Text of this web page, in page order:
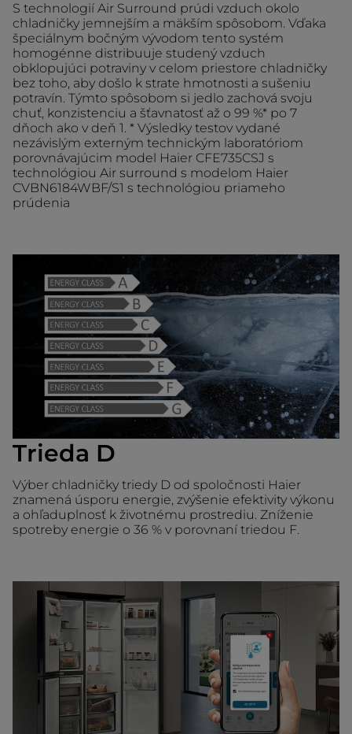
S technologií Air Surround prúdi vzduch okolo
chladničky jemnejším a mäkším spôsobom. Vďaka
špeciálnym bočným vývodom tento systém
homogénne distribuuje studený vzduch
obklopujúci potraviny v celom priestore chladničky
bez toho, aby došlo k strate hmotnosti a sušeniu
potravín. Týmto spôsobom si jedlo zachová svoju
chuť, konzistenciu a šťavnatosť až o 99 %* po 7
dňoch ako v deň 1. * Výsledky testov vydané
nezávislým externým technickým laboratóriom
porovnávajúcim model Haier CFE735CSJ s
technológiou Air surround s modelom Haier
CVBN6184WBF/S1 s technológiou priameho
prúdenia
Trieda D
Výber chladničky triedy D od spoločnosti Haier
znamená úsporu energie, zvýšenie efektivity výkonu
a ohľaduplnosť k životnému prostrediu. Zníženie
spotreby energie o 36 % v porovnaní triedou F.